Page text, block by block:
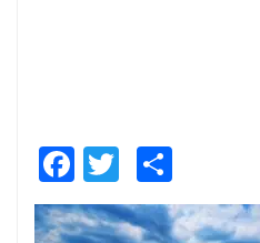
Facebook
Twitter